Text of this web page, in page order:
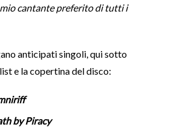
cantante preferito di tutti i
anticipati singoli, qui sotto
e la copertina del disco:
by Piracy